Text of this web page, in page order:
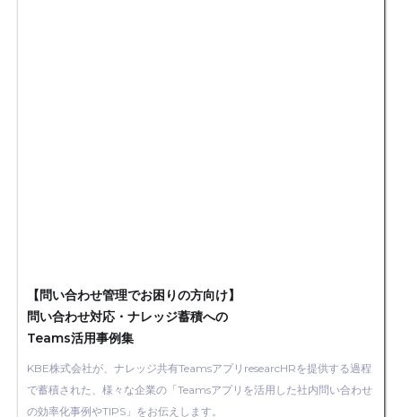
【問い合わせ管理でお困りの方向け】
問い合わせ対応・ナレッジ蓄積への
Teams活用事例集
KBE株式会社が、ナレッジ共有TeamsアプリresearcHRを提供する過程
で蓄積された、様々な企業の「Teamsアプリを活用した社内問い合わせ
の効率化事例やTIPS」をお伝えします。